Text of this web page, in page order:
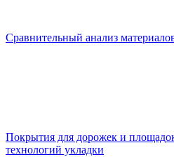
Сравнительный анализ
Покрытия для дорожек и
технологий укладки